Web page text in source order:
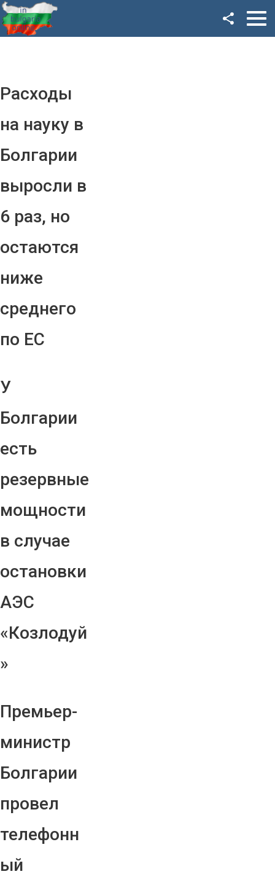
Расходы
на науку в
Болгарии
выросли в
6 раз, но
остаются
ниже
среднего
по ЕС
У
Болгарии
есть
резервные
мощности
в случае
остановки
АЭС
«Козлодуй
»
Премьер-
министр
Болгарии
провел
телефонн
ый